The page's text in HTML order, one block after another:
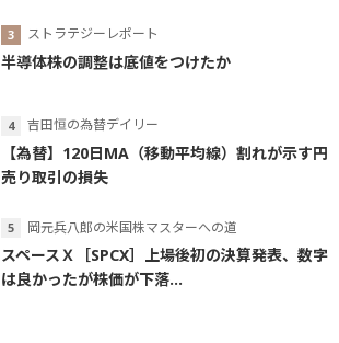
ストラテジーレポート
半導体株の調整は底値をつけたか
吉田恒の為替デイリー
【為替】120日MA（移動平均線）割れが示す円
売り取引の損失
岡元兵八郎の米国株マスターへの道
スペースＸ［SPCX］上場後初の決算発表、数字
は良かったが株価が下落...